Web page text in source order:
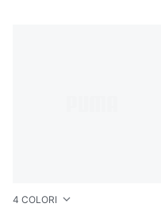
4 COLORI